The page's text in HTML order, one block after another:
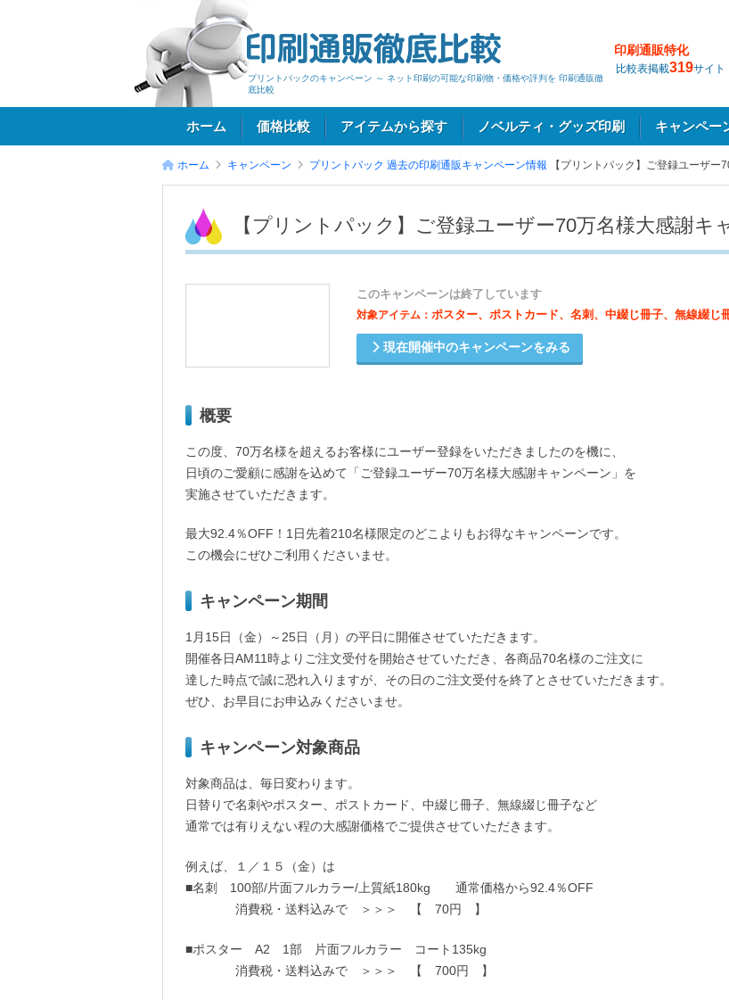
プリントパックのキャンペーン ～ ネット印刷の可能な印刷物・価格や評判を 印刷通販徹
底比較
印刷通販特化
比較表掲載319サイト
ホーム 価格比較 アイテムから探す ノベルティ・グッズ印刷 キャンペー
ホーム キャンペーン プリントパック 過去の印刷通販キャンペーン情報 【プリントパック】ご登録ユーザー
【プリントパック】ご登録ユーザー70万名様大感謝キ
このキャンペーンは終了しています
対象アイテム： ポスター、ポストカード、名刺、中綴じ冊子、無線綴じ
現在開催中のキャンペーンをみる
概要
この度、70万名様を超えるお客様にユーザー登録をいただきましたのを機に、
日頃のご愛顧に感謝を込めて「ご登録ユーザー70万名様大感謝キャンペーン」を
実施させていただきます。
最大92.4％OFF！1日先着210名様限定のどこよりもお得なキャンペーンです。
この機会にぜひご利用くださいませ。
キャンペーン期間
1月15日（金）～25日（月）の平日に開催させていただきます。
開催各日AM11時よりご注文受付を開始させていただき、各商品70名様のご注文に
達した時点で誠に恐れ入りますが、その日のご注文受付を終了とさせていただきます。
ぜひ、お早目にお申込みくださいませ。
キャンペーン対象商品
対象商品は、毎日変わります。
日替りで名刺やポスター、ポストカード、中綴じ冊子、無線綴じ冊子など
通常では有りえない程の大感謝価格でご提供させていただきます。
例えば、１／１５（金）は
■名刺 100部/片面フルカラー/上質紙180kg 通常価格から92.4％OFF
消費税・送料込みで ＞＞＞ 【 70円 】
■ポスター A2 1部 片面フルカラー コート135kg
消費税・送料込みで ＞＞＞ 【 700円 】